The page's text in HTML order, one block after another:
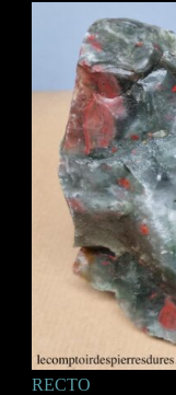
RECTO